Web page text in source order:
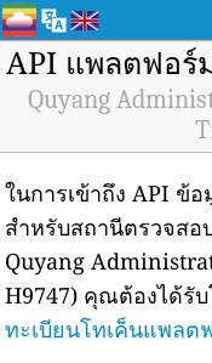
API แพลตฟอ
Quyang
ในการเข้าถึง API ข้
สำหรับสถานีตรวจส
Quyang
H9747) คุณต้องได้รั
ทะเบียนโทเค็นแพลต